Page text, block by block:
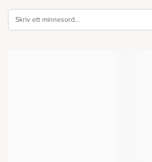
Skriv ett minnesord…